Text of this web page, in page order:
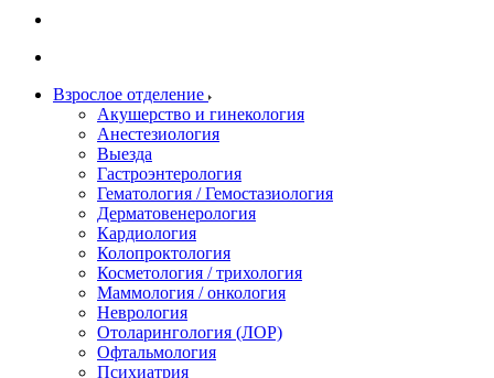
Взрослое отделение
Акушерство и гинекология
Анестезиология
Выезда
Гастроэнтерология
Гематология / Гемостазиология
Дерматовенерология
Кардиология
Колопроктология
Косметология / трихология
Маммология / онкология
Неврология
Отоларингология (ЛОР)
Офтальмология
Психиатрия